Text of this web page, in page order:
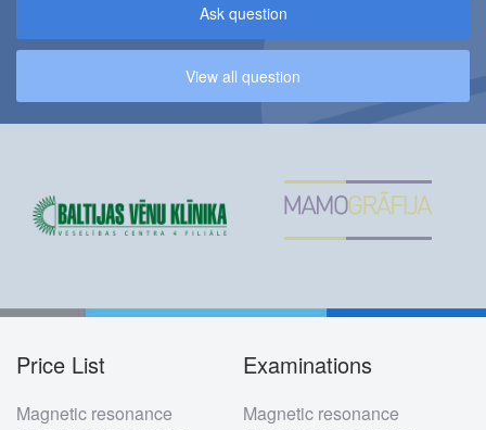
Ask question
View all question
Footer
Price List
Magnetic resonance
Examinations
Magnetic resonance